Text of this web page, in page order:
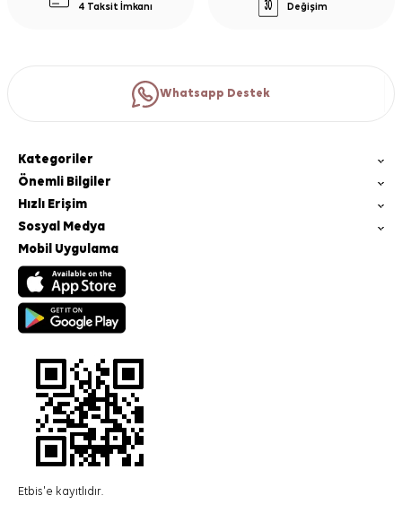
4 Taksit İmkanı
Değişim
Whatsapp Destek
Kategoriler
Önemli Bilgiler
Hızlı Erişim
Sosyal Medya
Mobil Uygulama
Etbis'e kayıtlıdır.